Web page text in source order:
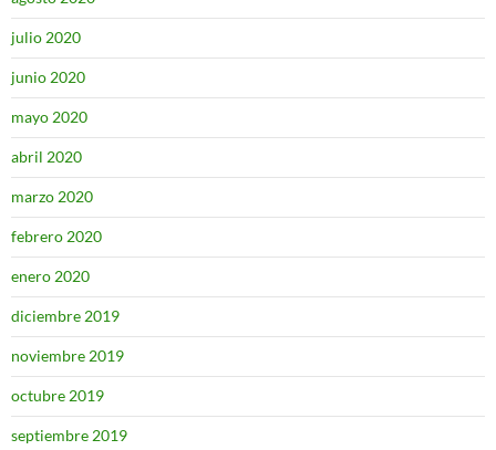
julio 2020
junio 2020
mayo 2020
abril 2020
marzo 2020
febrero 2020
enero 2020
diciembre 2019
noviembre 2019
octubre 2019
septiembre 2019